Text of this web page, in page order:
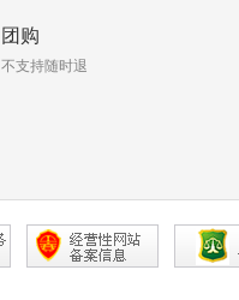
团购
不支持随时退